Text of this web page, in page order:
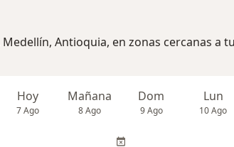
Antioquia, en zonas cercanas a tu
Hoy
7 Ago
Mañana
8 Ago
Dom
9 Ago
Lun
10 Ago